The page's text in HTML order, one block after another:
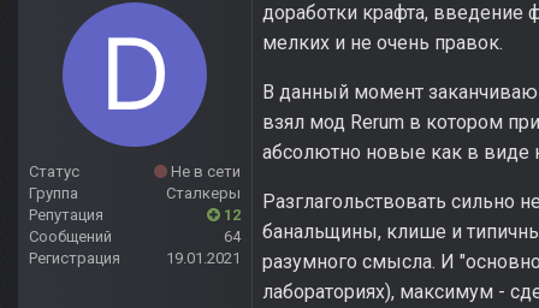
Статус
Не в сети
Группа
Сталкеры
Репутация
12
Сообщений
64
Регистрация
19.01.2021
доработки крафта, введение
мелких и не очень правок.
В данный момент
взял мод Rerum в котором
абсолютно новые как в виде
Разглагольствовать сильно
банальщины, клише и
разумного смысла. И
лабораториях), максимум -